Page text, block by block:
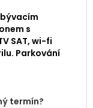
s
SAT, wi-fi
Parkování
termín?